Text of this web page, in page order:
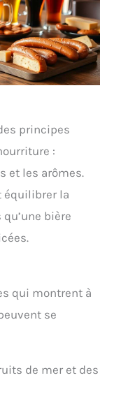
principes
:
et les arômes.
équilibrer la
bière
qui montrent à
se
de mer et des